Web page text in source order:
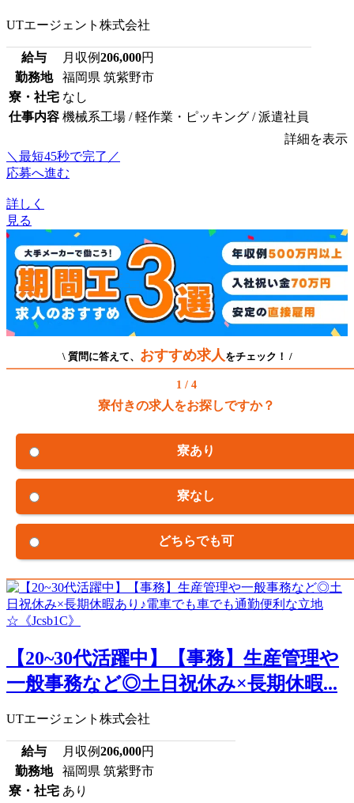
UTエージェント株式会社
給与 月収例206,000円
勤務地
福岡県 筑紫野市
寮・社宅 なし
仕事内容 機械系工場 / 軽作業・ピッキング / 派遣社員
詳細を表示
＼最短45秒で完了／
応募へ進む
詳しく
見る
\ 質問に答えて、 おすすめ求人 をチェック！ /
1 / 4
寮付きの求人をお探しですか？
寮あり
寮なし
どちらでも可
【20~30代活躍中】【事務】生産管理や
一般事務など◎土日祝休み×長期休暇...
UTエージェント株式会社
給与 月収例206,000円
勤務地
福岡県 筑紫野市
寮・社宅 あり